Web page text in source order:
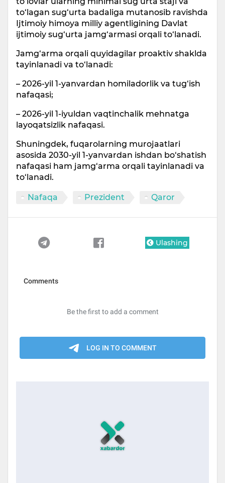
to‘lagan sug‘urta badaliga mutanosib ravishda
Ijtimoiy himoya milliy agentligining Davlat
ijtimoiy sug‘urta jamg‘armasi orqali to‘lanadi.
Jamg‘arma orqali quyidagilar proaktiv shaklda
tayinlanadi va to‘lanadi:
– 2026-yil 1-yanvardan homiladorlik va tug‘ish
nafaqasi;
– 2026-yil 1-iyuldan vaqtinchalik mehnatga
layoqatsizlik nafaqasi.
Shuningdek, fuqarolarning murojaatlari
asosida 2030-yil 1-yanvardan ishdan bo‘shatish
nafaqasi ham jamg‘arma orqali tayinlanadi va
to‘lanadi.
Nafaqa Prezident Qaror
Ulashing